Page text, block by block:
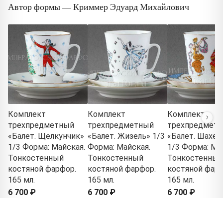
Автор формы — Криммер Эдуард Михайлович
Комплект
трехпредметный
«Балет. Щелкунчик»
1/3 Форма: Майская.
Тонкостенный
костяной фарфор.
165 мл.
6 700 ₽
Комплект
трехпредметный
«Балет. Жизель» 1/3
Форма: Майская.
Тонкостенный
костяной фарфор.
165 мл.
6 700 ₽
Комплект
«Балет.
1/3 Форма:
Тонкостенный
костяной
165 мл.
6 700 ₽